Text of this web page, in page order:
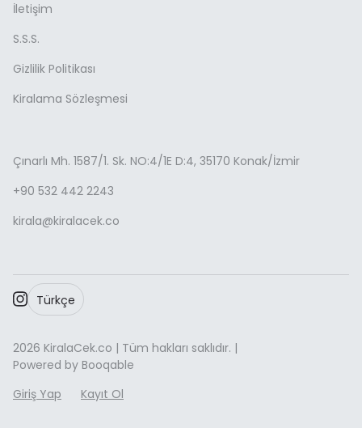
İletişim
S.S.S.
Gizlilik Politikası
Kiralama Sözleşmesi
Çınarlı Mh. 1587/1. Sk. NO:4/1E D:4, 35170 Konak/İzmir
+90 532 442 2243
kirala@kiralacek.co
2026 KiralaCek.co | Tüm hakları saklıdır. |
Powered by Booqable
Giriş Yap
Kayıt Ol
Türkçe